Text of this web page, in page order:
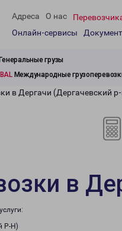
Адреса О нас
Онлайн-сервисы
грузы
Международные
в Дергачи (Дергачевский
в
Р-Н)